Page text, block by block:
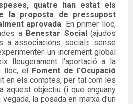
quatre han estat els
la proposta de pressupost
aprovada. En primer lloc,
a Benestar Social(ajudes
a associacions socials sense
un increment global
lleugerament l'aportació a la
lloc, el Foment de l'Ocupació
en els comptes, per tal com les
aquest objectiu (i que enguany
la posada en marxa d'un